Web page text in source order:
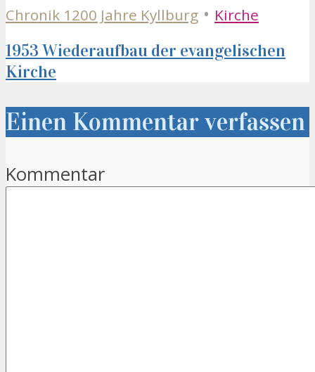
Chronik 1200 Jahre Kyllburg • Kirche
1953 Wiederaufbau der evangelischen
Kirche
Einen Kommentar verfassen
Kommentar